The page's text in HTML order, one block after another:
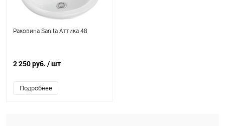
Раковина Sanita Аттика 48
2 250 руб. / шт
Подробнее